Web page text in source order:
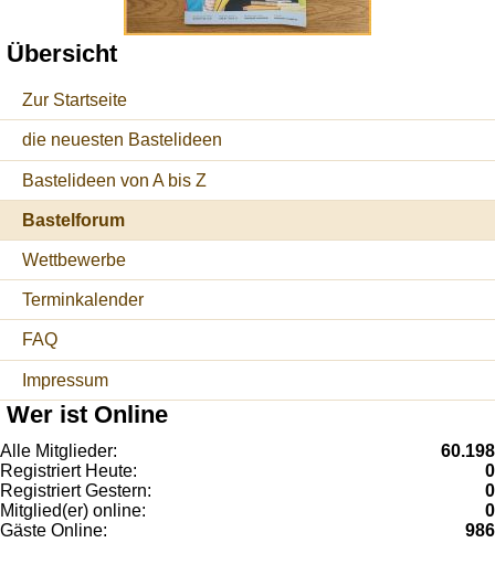
Übersicht
Zur Startseite
die neuesten Bastelideen
Bastelideen von A bis Z
Bastelforum
Wettbewerbe
Terminkalender
FAQ
Impressum
Wer ist Online
Alle Mitglieder:
60.198
Registriert Heute:
0
Registriert Gestern:
0
Mitglied(er) online:
0
Gäste Online:
986